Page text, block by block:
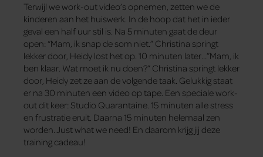
Terwijl we work-out video’s opnemen, zetten we de
kinderen aan het huiswerk. In de hoop dat het in ieder
geval een half uur stil is. Na 5 minuten gaat de deur
open: “Mam, ik snap de som niet.” Christina springt
lekker door, Heidy lost het op. 10 minuten later…”Mam, ik
ben klaar. Wat moet ik nu doen?” Christina springt lekker
door, Heidy zet ze aan de volgende taak. Gelukkig staat
er na 30 minuten een video op tape. Een speciale work-
out dit keer: Studio Quarantaine. 15 minuten alle stress
en frustratie eruit. Daarna 15 minuten helemaal zen
worden. Just what we need! En daarom krijg jij deze
training cadeau!